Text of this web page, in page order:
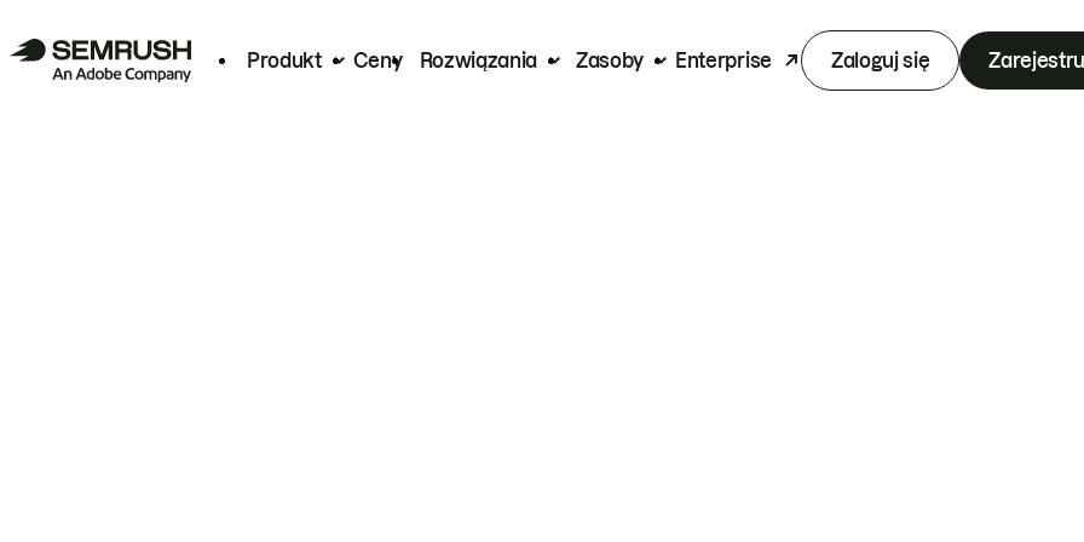
Produkt Ceny Rozwiązania Zasoby Enterprise Zaloguj się